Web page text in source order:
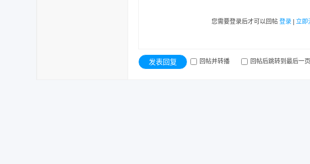
您需要登录后才可以回帖 登录| 立即
发表回复 回帖并转播 回帖后跳转到最后一页